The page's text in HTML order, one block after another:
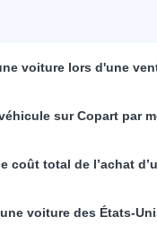
voiture lors d'une
sur Copart par
coût total de l’achat
voiture des États-